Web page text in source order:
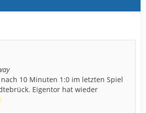
10 Minuten 1:0 im letzten Spiel
Eigentor hat wieder